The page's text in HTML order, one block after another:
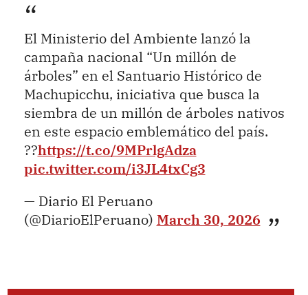
El Ministerio del Ambiente lanzó la
campaña nacional “Un millón de
árboles” en el Santuario Histórico de
Machupicchu, iniciativa que busca la
siembra de un millón de árboles nativos
en este espacio emblemático del país.
??https://t.co/9MPrlgAdza
pic.twitter.com/i3JL4txCg3
— Diario El Peruano
(@DiarioElPeruano) March 30, 2026